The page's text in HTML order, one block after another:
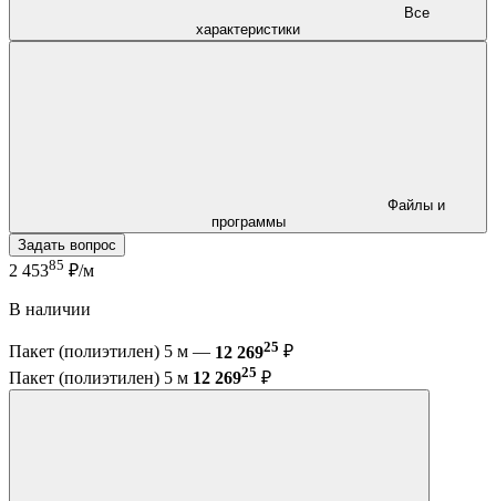
характеристики
программы
Задать вопрос
2 45385 ₽/м
В наличии
Пакет (полиэтилен) 5 м — 12 26925 ₽
Пакет (полиэтилен) 5 м 12 26925 ₽